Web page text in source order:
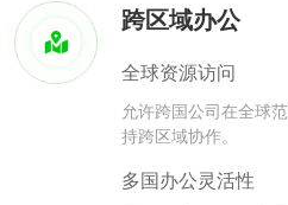
跨区域办公
全球资源访问
允许跨国公司在全球
持跨区域协作。
多国办公灵活性